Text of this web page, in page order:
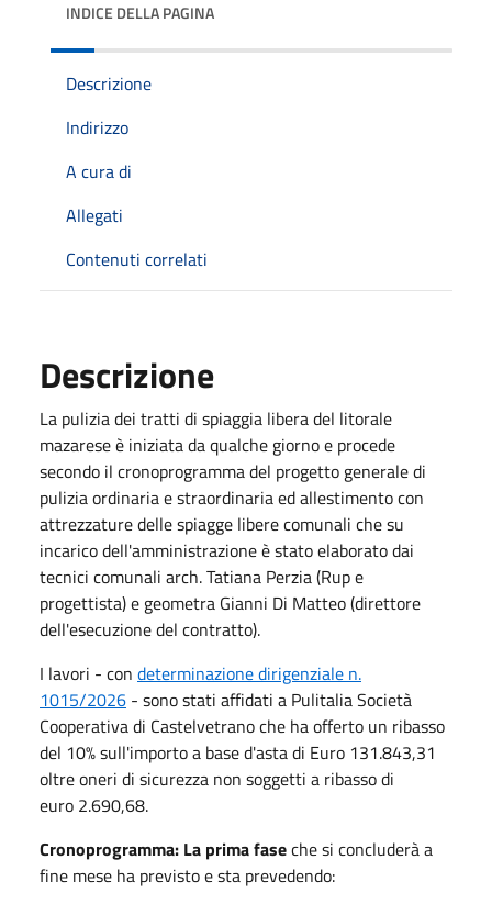
INDICE DELLA PAGINA
Descrizione
Indirizzo
A cura di
Allegati
Contenuti correlati
Descrizione
La pulizia dei tratti di spiaggia libera del litorale
mazarese è iniziata da qualche giorno e procede
secondo il cronoprogramma del progetto generale di
pulizia ordinaria e straordinaria ed allestimento con
attrezzature delle spiagge libere comunali che su
incarico dell'amministrazione è stato elaborato dai
tecnici comunali arch. Tatiana Perzia (Rup e
progettista) e geometra Gianni Di Matteo (direttore
dell'esecuzione del contratto).
I lavori - con determinazione dirigenziale n.
1015/2026 - sono stati affidati a Pulitalia Società
Cooperativa di Castelvetrano che ha offerto un ribasso
del 10% sull'importo a base d'asta di Euro 131.843,31
oltre oneri di sicurezza non soggetti a ribasso di
euro 2.690,68.
Cronoprogramma: La prima faseche si concluderà a
fine mese ha previsto e sta prevedendo: